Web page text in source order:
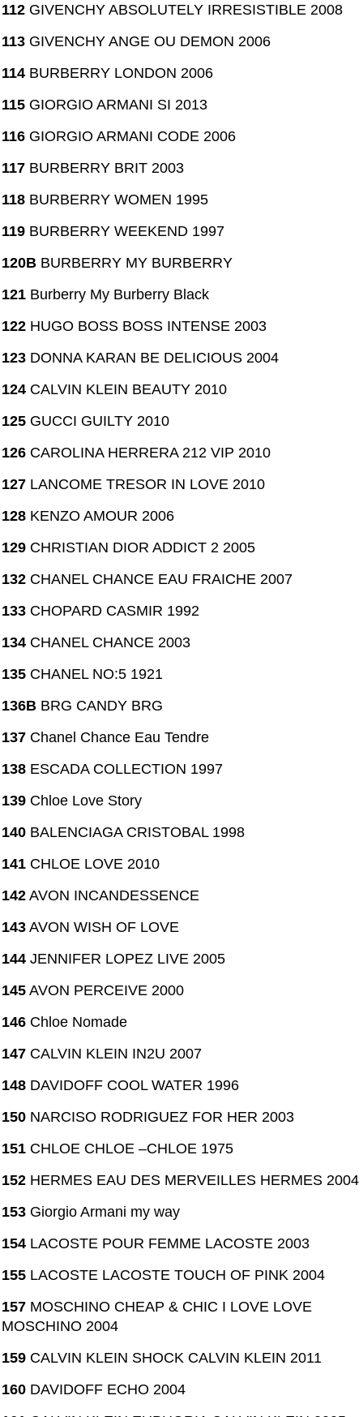
112 GIVENCHY ABSOLUTELY IRRESISTIBLE 2008
113 GIVENCHY ANGE OU DEMON 2006
114 BURBERRY LONDON 2006
115 GIORGIO ARMANI SI 2013
116 GIORGIO ARMANI CODE 2006
117 BURBERRY BRIT 2003
118 BURBERRY WOMEN 1995
119 BURBERRY WEEKEND 1997
120B BURBERRY MY BURBERRY
121 Burberry My Burberry Black
122 HUGO BOSS BOSS INTENSE 2003
123 DONNA KARAN BE DELICIOUS 2004
124 CALVIN KLEIN BEAUTY 2010
125 GUCCI GUILTY 2010
126 CAROLINA HERRERA 212 VIP 2010
127 LANCOME TRESOR IN LOVE 2010
128 KENZO AMOUR 2006
129 CHRISTIAN DIOR ADDICT 2 2005
132 CHANEL CHANCE EAU FRAICHE 2007
133 CHOPARD CASMIR 1992
134 CHANEL CHANCE 2003
135 CHANEL NO:5 1921
136B BRG CANDY BRG
137 Chanel Chance Eau Tendre
138 ESCADA COLLECTION 1997
139 Chloe Love Story
140 BALENCIAGA CRISTOBAL 1998
141 CHLOE LOVE 2010
142 AVON INCANDESSENCE
143 AVON WISH OF LOVE
144 JENNIFER LOPEZ LIVE 2005
145 AVON PERCEIVE 2000
146 Chloe Nomade
147 CALVIN KLEIN IN2U 2007
148 DAVIDOFF COOL WATER 1996
150 NARCISO RODRIGUEZ FOR HER 2003
151 CHLOE CHLOE –CHLOE 1975
152 HERMES EAU DES MERVEILLES HERMES 2004
153 Giorgio Armani my way
154 LACOSTE POUR FEMME LACOSTE 2003
155 LACOSTE LACOSTE TOUCH OF PINK 2004
157 MOSCHINO CHEAP & CHIC I LOVE LOVE
MOSCHINO 2004
159 CALVIN KLEIN SHOCK CALVIN KLEIN 2011
160 DAVIDOFF ECHO 2004